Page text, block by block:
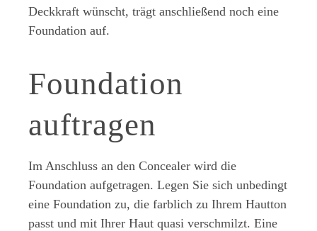
Deckkraft wünscht, trägt anschließend noch eine
Foundation auf.
Foundation
auftragen
Im Anschluss an den Concealer wird die
Foundation aufgetragen. Legen Sie sich unbedingt
eine Foundation zu, die farblich zu Ihrem Hautton
passt und mit Ihrer Haut quasi verschmilzt. Eine